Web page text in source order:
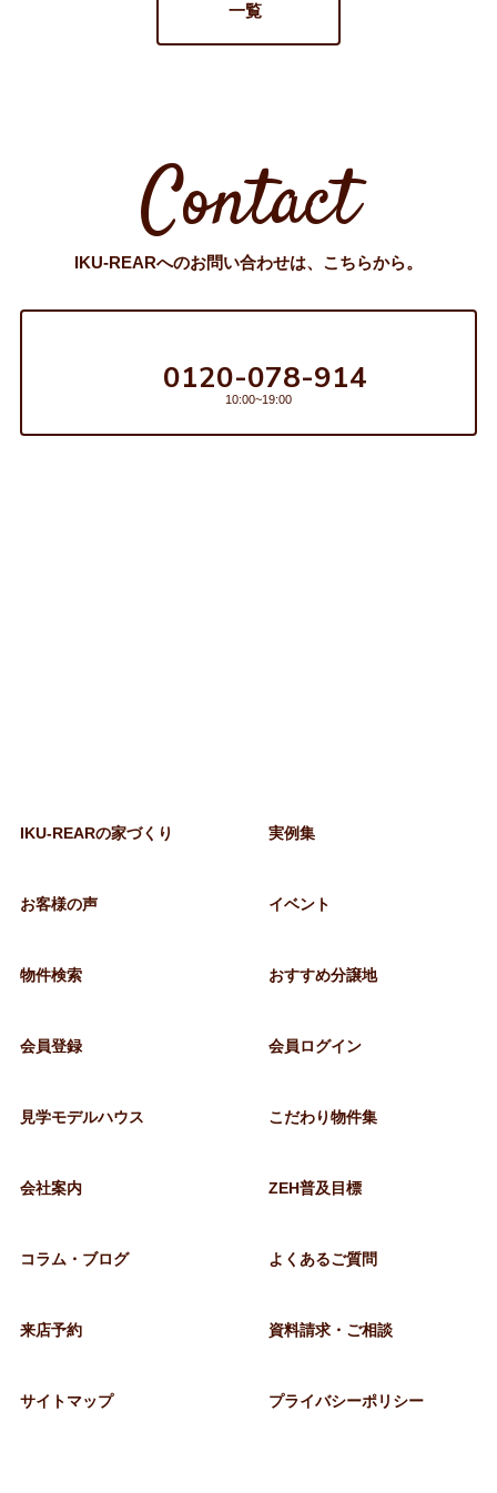
一覧
Contact
IKU-REARへのお問い合わせは、こちらから。
0120-078-914
10:00~19:00
IKU-REARの家づくり 実例集
お客様の声 イベント
物件検索 おすすめ分譲地
会員登録 会員ログイン
見学モデルハウス こだわり物件集
会社案内 ZEH普及目標
コラム・ブログ よくあるご質問
来店予約 資料請求・ご相談
サイトマップ プライバシーポリシー